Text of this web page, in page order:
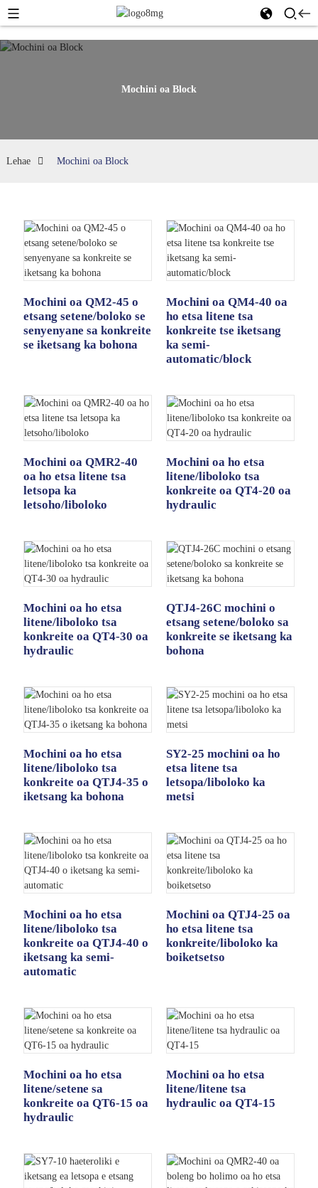
Mochini oa Block
Lehae Mochini oa Block
Mochini oa QM2-45 o
etsang setene/boloko se
senyenyane sa konkreite
se iketsang ka bohona
Mochini oa QM4-40 oa
ho etsa litene tsa
konkreite tse iketsang
ka semi-
automatic/block
Mochini oa QMR2-40
oa ho etsa litene tsa
letsopa ka
letsoho/liboloko
Mochini oa ho etsa
litene/liboloko tsa
konkreite oa QT4-20 oa
hydraulic
Mochini oa ho etsa
litene/liboloko tsa
konkreite oa QT4-30 oa
hydraulic
QTJ4-26C mochini o
etsang setene/boloko sa
konkreite se iketsang ka
bohona
Mochini oa ho etsa
litene/liboloko tsa
konkreite oa QTJ4-35 o
iketsang ka bohona
SY2-25 mochini oa ho
etsa litene tsa
letsopa/liboloko ka
metsi
Mochini oa ho etsa
litene/liboloko tsa
konkreite oa QTJ4-40 o
iketsang ka semi-
automatic
Mochini oa QTJ4-25 oa
ho etsa litene tsa
konkreite/liboloko ka
boiketsetso
Mochini oa ho etsa
litene/setene sa
konkreite oa QT6-15 oa
hydraulic
Mochini oa ho etsa
litene/litene tsa
hydraulic oa QT4-15